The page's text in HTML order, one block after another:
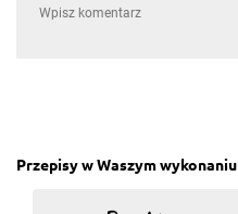
Przepisy w Waszym wykonaniu